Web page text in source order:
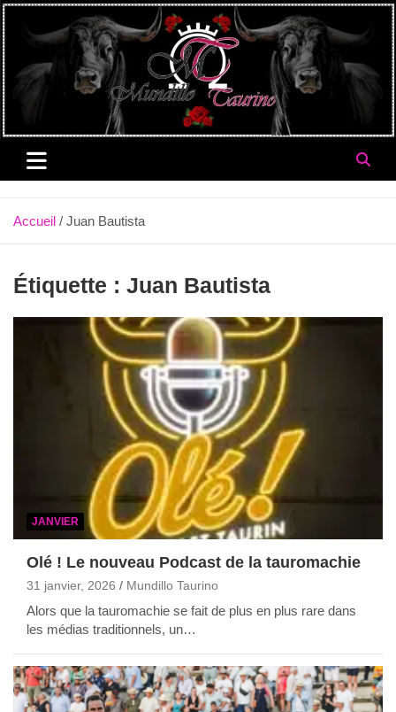
Aller
au
contenu
Accueil Juan Bautista
Étiquette : Juan Bautista
JANVIER
Olé ! Le nouveau Podcast de la tauromachie
31 janvier, 2026 Mundillo Taurino
Alors que la tauromachie se fait de plus en plus rare dans
les médias traditionnels, un…